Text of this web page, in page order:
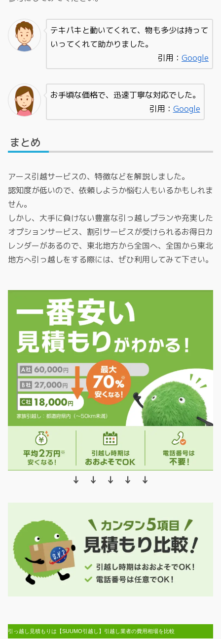
テキパキと動いてくれて、物も多少は持って
いってくれて助かりました。
引用： Google
お手頃な価格で、迅速丁寧な対応でした。
引用： Google
まとめ
アース引越サービスの、特徴などを解説しました。
認知度が低いので、依頼しようか悩む人もいるかもしれま
せん。
しかし、大手に負けない豊富な引っ越しプランや充実した
オプションサービス、割引サービスが受けられるお得日カ
レンダーがあるので、東北地方から全国へ、全国から東北
地方へ引っ越しをする際には、ぜひ利用してみて下さい。
↓ ↓ ↓ ↓ ↓